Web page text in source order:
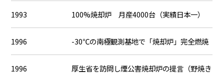
1993 100%焼却炉 月産4000台（実績日本一）
1996 -30℃の南極観測基地で「焼却炉」完全燃焼
1996
厚生省を訪問し煙公害焼却炉の提言（野焼き